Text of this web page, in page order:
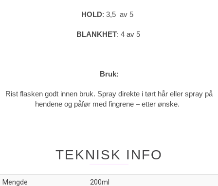
HOLD: 3,5 av 5
BLANKHET: 4 av 5
Bruk:
Rist flasken godt innen bruk. Spray direkte i tørt hår eller spray på
hendene og påfør med fingrene – etter ønske.
TEKNISK INFO
Mengde 200ml